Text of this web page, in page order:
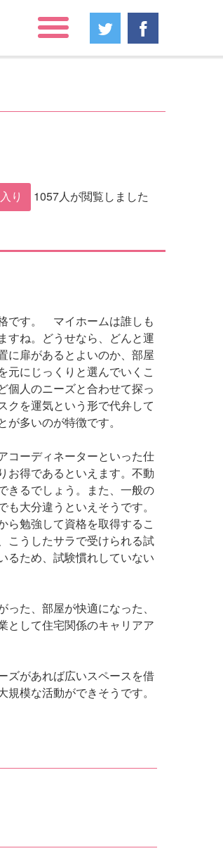
り 1057人が閲覧しました
です。 マイホームは誰しも
すね。どうせなら、どんと運
に扉があるとよいのか、部屋
元にじっくりと選んでいくこ
個人のニーズと合わせて探っ
クを運気という形で代弁して
多いのが特徴です。
コーディネーターといった仕
お得であるといえます。不動
きるでしょう。また、一般の
大分違うといえそうです。
ら勉強して資格を取得するこ
こうしたサラで受けられる試
るため、試験慣れしていない
た、部屋が快適になった、
として住宅関係のキャリアア
ズがあれば広いスペースを借
模な活動ができそうです。